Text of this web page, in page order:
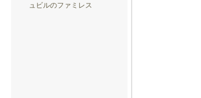
ュビルのファミレス